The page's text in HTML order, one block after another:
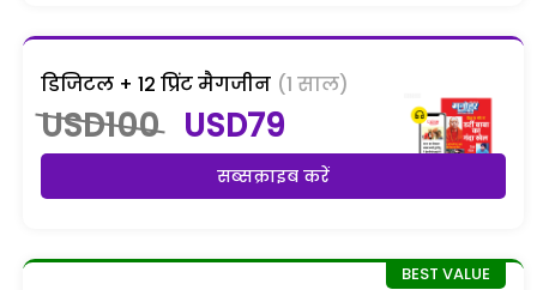
डिजिटल + 12 प्रिंट मैगजीन (1 साल)
USD100 USD79
सब्सक्राइब करें